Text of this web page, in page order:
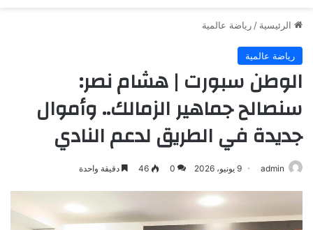
الرئيسية / رياضة عالمية
رياضة عالمية
الوطن سبورت | هشام نصر:
سنصالح جماهير الزمالك.. وأموال
جديدة في الطريق لدعم النادي
admin 9 يونيو، 2026 0
46 دقيقة واحدة